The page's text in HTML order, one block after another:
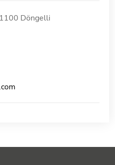
Döngelli